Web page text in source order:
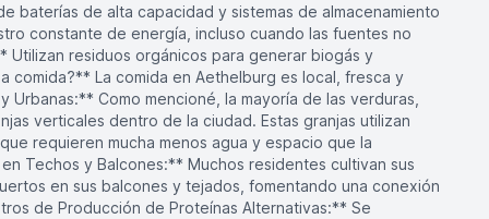
baterías de alta capacidad y sistemas de almacenamiento
constante de energía, incluso cuando las fuentes no
residuos orgánicos para generar biogás y
comida?** La comida en Aethelburg es local, fresca y
Urbanas:** Como mencioné, la mayoría de las verduras,
verticales dentro de la ciudad. Estas granjas utilizan
requieren mucha menos agua y espacio que la
Techos y Balcones:** Muchos residentes cultivan sus
en sus balcones y tejados, fomentando una conexión
de Producción de Proteínas Alternativas:** Se